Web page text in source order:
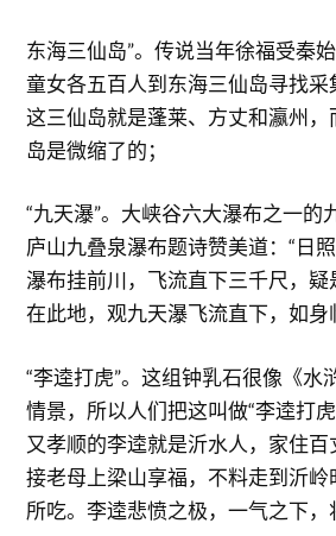
东海三仙岛”。传说当年徐福受秦
童女各五百人到东海三仙岛寻找采
这三仙岛就是蓬莱、方丈和瀛州
岛是微缩了的；
“九天瀑”。大峡谷六大瀑布之一的
庐山九叠泉瀑布题诗赞美道：“日
瀑布挂前川，飞流直下三千尺，疑
在此地，观九天瀑飞流直下，如身
“李逵打虎”。这组钟乳石很像《水
情景，所以人们把这叫做“李逵打
又孝顺的李逵就是沂水人，家住
接老母上梁山享福，不料走到沂
所吃。李逵悲愤之极，一气之下，